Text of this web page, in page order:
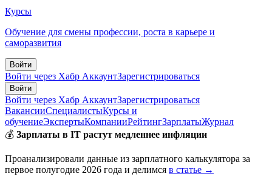
Курсы
Обучение для смены профессии, роста в карьере и
саморазвития
Войти
Войти через Хабр АккаунтЗарегистрироваться
Войти
Войти через Хабр АккаунтЗарегистрироваться
ВакансииСпециалистыКурсы и
обучениеЭкспертыКомпанииРейтингЗарплатыЖурнал
💰 Зарплаты в IT растут медленнее инфляции
Проанализировали данные из зарплатного калькулятора за
первое полугодие 2026 года и делимся в статье →